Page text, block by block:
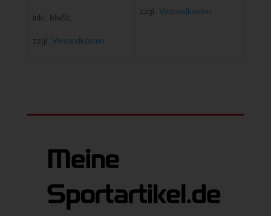
inkl. MwSt.
zzgl. Versandkosten
zzgl. Versandkosten